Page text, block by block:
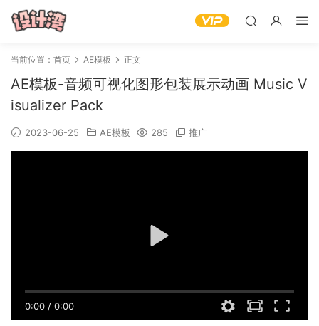
当前位置： 首页 AE模板 正文
AE模板-音频可视化图形包装展示动画 Music V
isualizer Pack
2023-06-25 AE模板 285 推广
0:00 / 0:00